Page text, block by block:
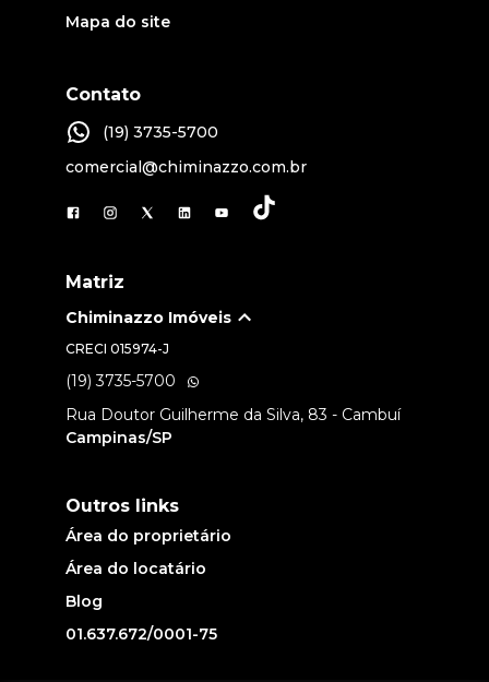
Mapa do site
Contato
(19) 3735-5700
comercial@chiminazzo.com.br
Matriz
Chiminazzo Imóveis
CRECI 015974-J
(19) 3735-5700
Rua Doutor Guilherme da Silva, 83 - Cambuí
Campinas/SP
Outros links
Área do proprietário
Área do locatário
Blog
01.637.672/0001-75